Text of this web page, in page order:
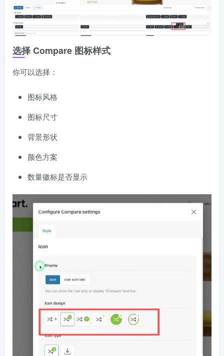
选择 Compare 图标样式
你可以选择：
图标风格
图标尺寸
背景形状
颜色方案
数量徽标是否显示